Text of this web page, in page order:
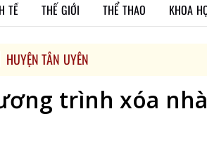
TẾ THẾ GIỚI THỂ THAO KHOA
HUYỆN TÂN UYÊN
trình xóa nhà